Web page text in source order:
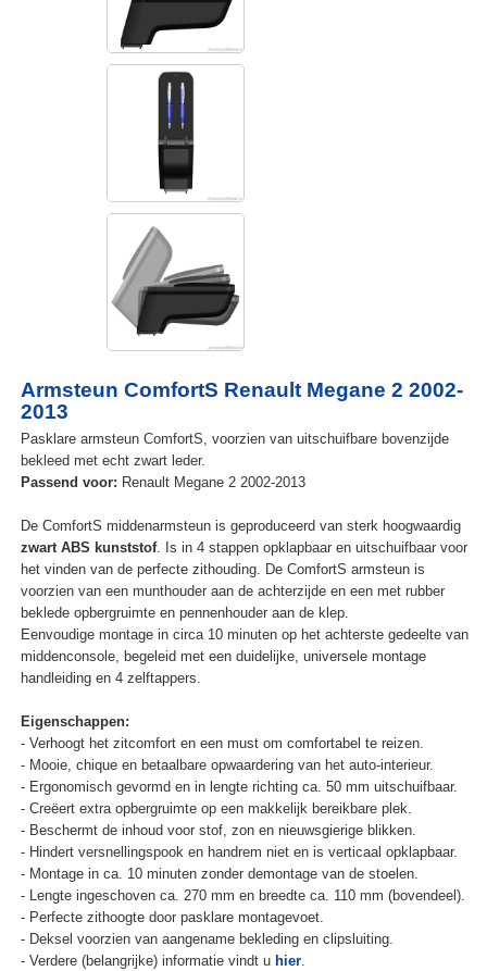
Armsteun ComfortS Renault Megane 2 2002-
2013
Pasklare armsteun ComfortS, voorzien van uitschuifbare bovenzijde
bekleed met echt zwart leder.
Passend voor: Renault Megane 2 2002-2013
De ComfortS middenarmsteun is geproduceerd van sterk hoogwaardig
zwart ABS kunststof. Is in 4 stappen opklapbaar en uitschuifbaar voor
het vinden van de perfecte zithouding. De ComfortS armsteun is
voorzien van een munthouder aan de achterzijde en een met rubber
beklede opbergruimte en pennenhouder aan de klep.
Eenvoudige montage in circa 10 minuten op het achterste gedeelte van
middenconsole, begeleid met een duidelijke, universele montage
handleiding en 4 zelftappers.
Eigenschappen:
- Verhoogt het zitcomfort en een must om comfortabel te reizen.
- Mooie, chique en betaalbare opwaardering van het auto-interieur.
- Ergonomisch gevormd en in lengte richting ca. 50 mm uitschuifbaar.
- Creëert extra opbergruimte op een makkelijk bereikbare plek.
- Beschermt de inhoud voor stof, zon en nieuwsgierige blikken.
- Hindert versnellingspook en handrem niet en is verticaal opklapbaar.
- Montage in ca. 10 minuten zonder demontage van de stoelen.
- Lengte ingeschoven ca. 270 mm en breedte ca. 110 mm (bovendeel).
- Perfecte zithoogte door pasklare montagevoet.
- Deksel voorzien van aangename bekleding en clipsluiting.
- Verdere (belangrijke) informatie vindt u hier.